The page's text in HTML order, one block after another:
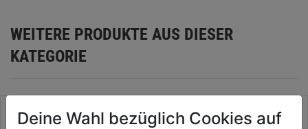
WEITERE PRODUKTE AUS DIESER
KATEGORIE
Deine Wahl bezüglich Cookies auf